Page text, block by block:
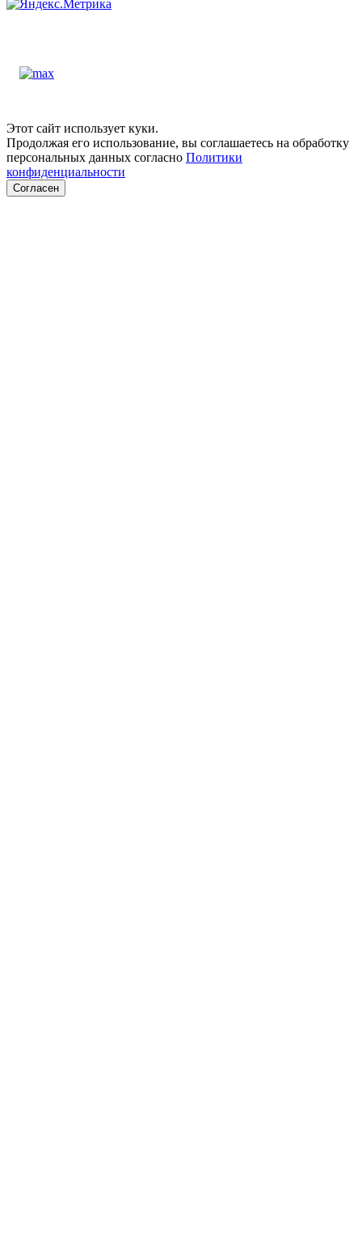
Этот сайт использует куки.
Продолжая его использование, вы соглашаетесь на обработку
персональных данных согласно Политики
конфиденциальности
Согласен